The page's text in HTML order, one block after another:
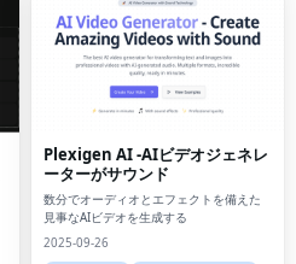
Plexigen AI -AIビデオジェネレ
ーターがサウンド
数分でオーディオとエフェクトを備えた
見事なAIビデオを生成する
2025-09-26